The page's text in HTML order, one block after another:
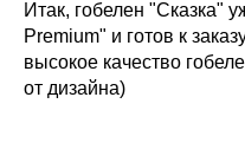
Итак, гобелен "Сказка"
Premium" и готов к
высокое качество
от дизайна)